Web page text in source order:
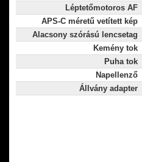
Léptetőmotoros AF
APS-C méretű vetített kép
Alacsony szórású lencsetag
Kemény tok
Puha tok
Napellenző
Állvány adapter